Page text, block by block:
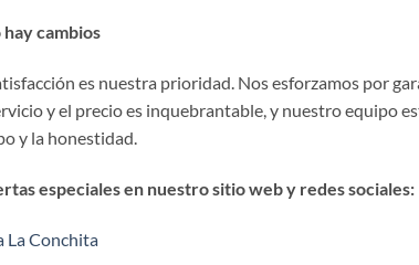
cambios
es nuestra prioridad. Nos esforzamos por
y el precio es inquebrantable, y nuestro equipo
y la honestidad.
especiales en nuestro sitio web y redes sociales:
La Conchita